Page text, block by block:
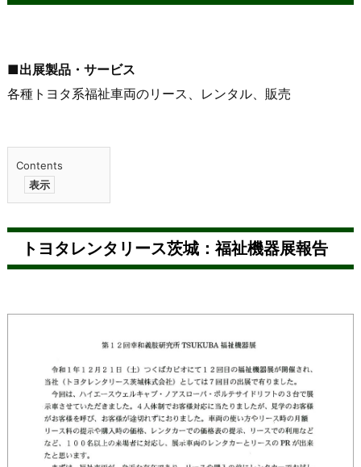
■出展製品・サービス
各種トヨタ系福祉車両のリース、レンタル、販売
Contents
1.
ト
ヨ
タ
ン
城：
トヨタレンタリース茨城：福祉機器展報告